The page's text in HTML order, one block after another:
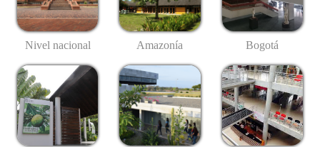
Nivel nacional Amazonía Bogotá